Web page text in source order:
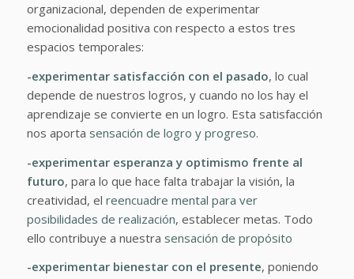
organizacional, dependen de experimentar
emocionalidad positiva con respecto a estos tres
espacios temporales:
-experimentar satisfacción con el pasado, lo cual
depende de nuestros logros, y cuando no los hay el
aprendizaje se convierte en un logro. Esta satisfacción
nos aporta sensación de logro y progreso.
-experimentar esperanza y optimismo frente al
futuro, para lo que hace falta trabajar la visión, la
creatividad, el reencuadre mental para ver
posibilidades de realización, establecer metas. Todo
ello contribuye a nuestra sensación de propósito
-experimentar bienestar con el presente, poniendo